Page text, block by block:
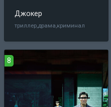
Джокер
триллер,драма,криминал
8